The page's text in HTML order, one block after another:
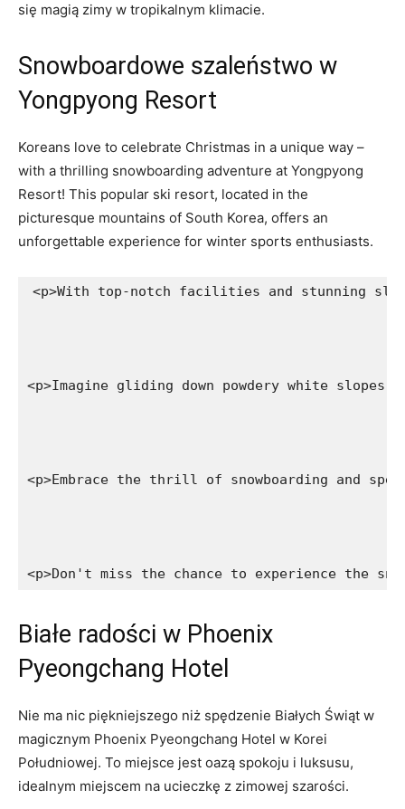
‌się magią zimy ⁣w tropikalnym klimacie.
Snowboardowe szaleństwo w
Yongpyong Resort
Koreans love to celebrate⁢ Christmas in‌ a⁢ unique way –
with a thrilling snowboarding​ adventure at⁢ Yongpyong
Resort! This ​popular ski resort, located in ⁢the
picturesque⁢ mountains ⁢of South Korea, offers an
⁤unforgettable⁢ experience⁤ for winter sports enthusiasts.
<p>With top-notch facilities and stunning
<p>Imagine gliding down powdery white
<p>Embrace the thrill of snowboarding and
<p>Don't miss the chance to experience the
Białe radości w Phoenix
Pyeongchang⁣ Hotel
Nie ma nic piękniejszego⁤ niż spędzenie ⁣Białych Świąt w
magicznym Phoenix Pyeongchang⁢ Hotel⁣ w⁣ Korei
Południowej. To miejsce jest oazą spokoju i ‌luksusu,
idealnym ‌miejscem na ucieczkę z zimowej szarości.